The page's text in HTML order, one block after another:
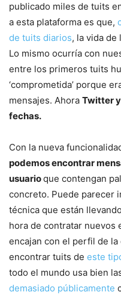
publicado miles de tuits
a esta plataforma es que,
de tuits diarios, la vida de
Lo mismo ocurría con
entre los primeros tuits
‘comprometida’ porque
mensajes. Ahora Twitter
fechas.
Con la nueva
podemos encontrar
usuarioque contengan
concreto. Puede parecer
técnica que están
hora de contratar nuevos
encajan con el perfil de
encontrar tuits de este
todo el mundo usa bien
demasiado públicamente